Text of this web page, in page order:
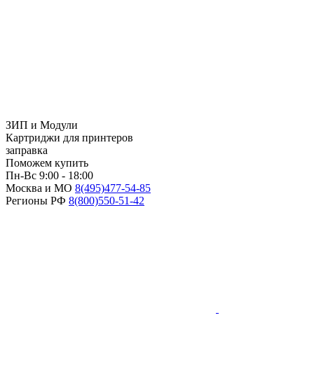
ЗИП и Модули
Картриджи для принтеров
заправка
Поможем купить
Пн-Вс 9:00 - 18:00
Москва и МО 8(495)477-54-85
Регионы РФ 8(800)550-51-42